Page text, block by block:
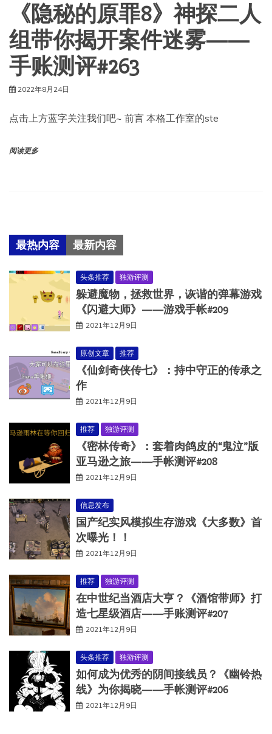
《隐秘的原罪8》神探二人
组带你揭开案件迷雾——
手账测评#263
2022年8月24日
点击上方蓝字关注我们吧~ 前言 本格工作室的ste
阅读更多
最热内容 最新内容
头条推荐 独游评测
躲避魔物，拯救世界，诙谐的弹幕游戏
《闪避大师》——游戏手帐#209
2021年12月9日
原创文章 推荐
《仙剑奇侠传七》：持中守正的传承之
作
2021年12月9日
推荐 独游评测
《密林传奇》：套着肉鸽皮的“鬼泣”版
亚马逊之旅——手帐测评#208
2021年12月9日
信息发布
国产纪实风模拟生存游戏《大多数》首
次曝光！！
2021年12月9日
推荐 独游评测
在中世纪当酒店大亨？《酒馆带师》打
造七星级酒店——手账测评#207
2021年12月9日
头条推荐 独游评测
如何成为优秀的阴间接线员？《幽铃热
线》为你揭晓——手帐测评#206
2021年12月9日